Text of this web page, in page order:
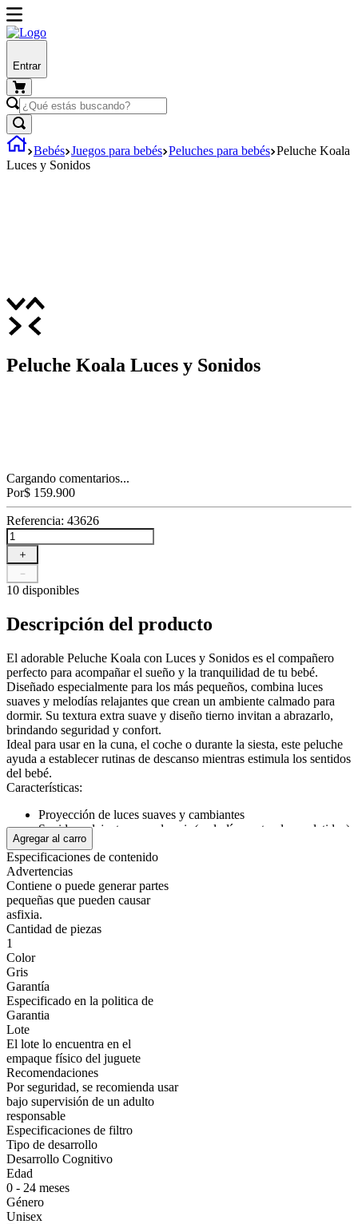
Entrar
Bebés Juegos para bebés Peluches para bebés Peluche Koala
Luces y Sonidos
Peluche Koala Luces y Sonidos
Cargando comentarios...
Por$ 159.900
Referencia: 43626
＋
－
10 disponibles
Descripción del producto
El adorable Peluche Koala con Luces y Sonidos es el compañero
perfecto para acompañar el sueño y la tranquilidad de tu bebé.
Diseñado especialmente para los más pequeños, combina luces
suaves y melodías relajantes que crean un ambiente calmado para
dormir. Su textura extra suave y diseño tierno invitan a abrazarlo,
brindando seguridad y confort.
Ideal para usar en la cuna, el coche o durante la siesta, este peluche
ayuda a establecer rutinas de descanso mientras estimula los sentidos
del bebé.
Características:
Proyección de luces suaves y cambiantes
Sonidos relajantes para dormir (melodías, naturaleza y latidos)
Material ultra suave y seguro para bebés
Tamaño: 24 x 14 x 32 cm
Recomendado desde 0 meses
Diseño tierno con gorrito de sueño
El regalo ideal para recién nacidos o baby showers
Mostrar más
Agregar al carro
Especificaciones de contenido
Advertencias
Contiene o puede generar partes
pequeñas que pueden causar
asfixia.
Cantidad de piezas
1
Color
Gris
Garantía
Especificado en la politica de
Garantia
Lote
El lote lo encuentra en el
empaque físico del juguete
Recomendaciones
Por seguridad, se recomienda usar
bajo supervisión de un adulto
responsable
Especificaciones de filtro
Tipo de desarrollo
Desarrollo Cognitivo
Edad
0 - 24 meses
Género
Unisex